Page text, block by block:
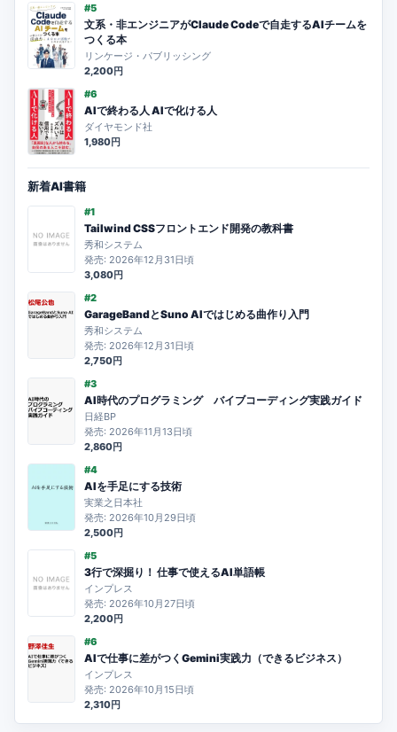
#5
文系・非エンジニアがClaude Codeで自走するAIチームを
つくる本
リンケージ・パブリッシング
2,200円
#6
AIで終わる人 AIで化ける人
ダイヤモンド社
1,980円
新着AI書籍
#1
Tailwind CSSフロントエンド開発の教科書
秀和システム
発売: 2026年12月31日頃
3,080円
#2
GarageBandとSuno AIではじめる曲作り入門
秀和システム
発売: 2026年12月31日頃
2,750円
#3
AI時代のプログラミング バイブコーディング実践ガイド
日経BP
発売: 2026年11月13日頃
2,860円
#4
AIを手足にする技術
実業之日本社
発売: 2026年10月29日頃
2,500円
#5
3行で深掘り！ 仕事で使えるAI単語帳
インプレス
発売: 2026年10月27日頃
2,200円
#6
AIで仕事に差がつくGemini実践力（できるビジネス）
インプレス
発売: 2026年10月15日頃
2,310円